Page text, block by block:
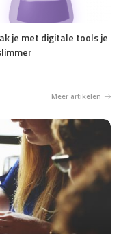
je met digitale tools je
Meer artikelen